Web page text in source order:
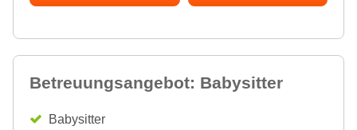
Betreuungsangebot: Babysitter
Babysitter